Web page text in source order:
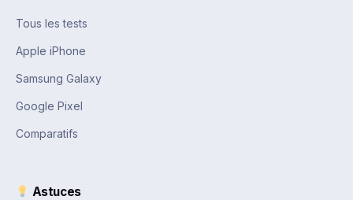
Tous les tests
Apple iPhone
Samsung Galaxy
Google Pixel
Comparatifs
Astuces